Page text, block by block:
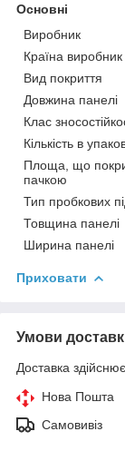
Основні
Виробник
Країна виробник
Вид покриття
Довжина панелі
Клас
Кількість в
Площа, що
пачкою
Тип пробкових
Товщина панелі
Ширина панелі
Приховати
Умови
Доставка
Нова Пошта
Самовивіз